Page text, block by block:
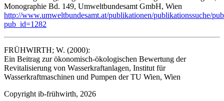
Monographie Bd. 149, Umweltbundesamt GmbH, Wien
http://www.umweltbundesamt.at/publikationen/publikationssuche/
pub_id=1282
FRÜHWIRTH; W. (2000):
Ein Beitrag zur ökonomisch-ökologischen Bewertung der
Revitalisierung von Wasserkraftanlagen, Institut für
Wasserkraftmaschinen und Pumpen der TU Wien, Wien
Copyright ib-frühwirth, 2026